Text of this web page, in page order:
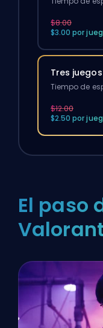
$8.00
$3.00 por
Tres juegos
Tiempo de
$12.00
$2.50 por
El paso